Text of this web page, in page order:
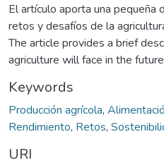
El artículo aporta una pequeña
retos y desafíos de la
The article provides a brief
agriculture will face in the
Keywords
Producción agrícola,
Rendimiento, Retos,
URI